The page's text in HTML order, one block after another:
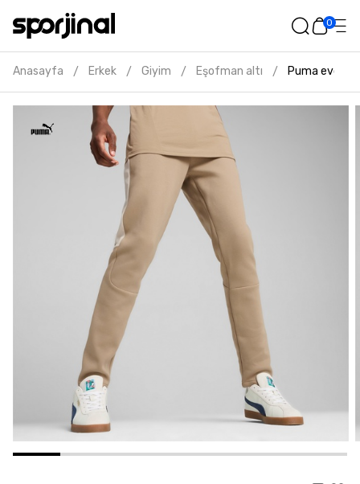
0
Anasayfa / Erkek / Giyim / Eşofman altı / Puma